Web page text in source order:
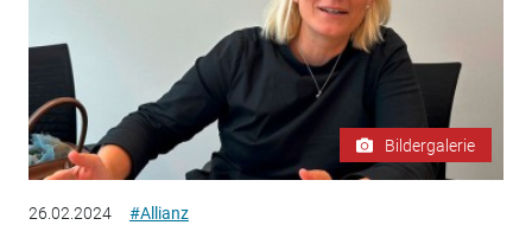
Bildergalerie
26.02.2024 #Allianz